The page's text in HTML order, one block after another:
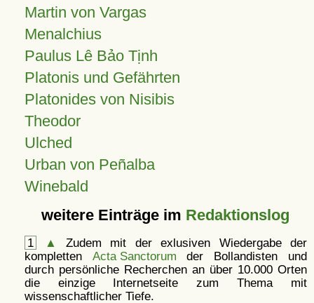
Martin von Vargas
Menalchius
Paulus Lê Bảo Tịnh
Platonis und Gefährten
Platonides von Nisibis
Theodor
Ulched
Urban von Peñalba
Winebald
weitere Einträge im Redaktionslog
1 ▲
Zudem mit der exlusiven Wiedergabe der
kompletten Acta Sanctorum der Bollandisten und
durch persönliche Recherchen an über 10.000 Orten
die einzige Internetseite zum Thema mit
wissenschaftlicher Tiefe.